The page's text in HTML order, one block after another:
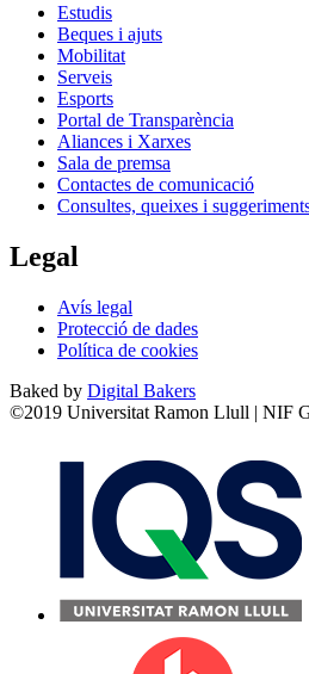
Estudis
Beques i ajuts
Mobilitat
Serveis
Esports
Portal de Transparència
Aliances i Xarxes
Sala de premsa
Contactes de comunicació
Consultes, queixes i
Legal
Avís legal
Protecció de dades
Política de cookies
Baked by Digital Bakers
©2019 Universitat Ramon Llull | NIF